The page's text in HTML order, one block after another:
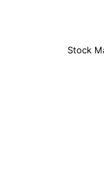
Stock